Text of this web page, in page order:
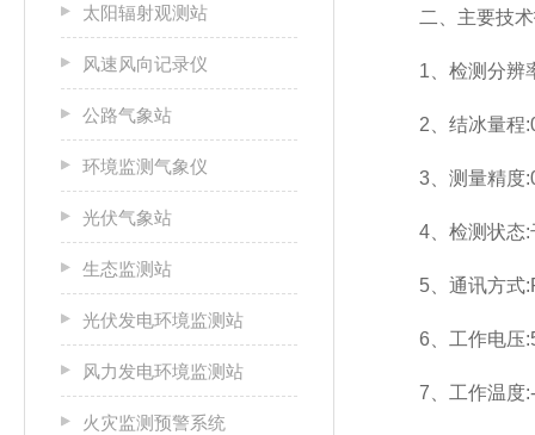
太阳辐射观测站
风速风向记录仪
公路气象站
环境监测气象仪
光伏气象站
生态监测站
光伏发电环境监测站
风力发电环境监测站
火灾监测预警系统
二、主要技术
1、检测分辨
2、结冰量程:0
3、测量精度
4、检测状态:
5、通讯方式
6、工作电压
7、工作温度